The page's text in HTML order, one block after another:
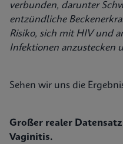
verbunden, darunter
entzündliche
Risiko, sich mit HIV und
Infektionen anzustecken
Sehen wir uns die
Großer realer
Vaginitis.